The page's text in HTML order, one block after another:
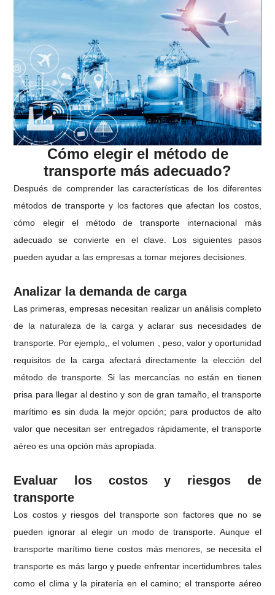
Cómo elegir el método de
transporte más adecuado?
Después de comprender las características de los diferentes
métodos de transporte y los factores que afectan los costos,
cómo elegir el método de transporte internacional más
adecuado se convierte en el clave. Los siguientes pasos
pueden ayudar a las empresas a tomar mejores decisiones.
Analizar la demanda de carga
Las primeras, empresas necesitan realizar un análisis completo
de la naturaleza de la carga y aclarar sus necesidades de
transporte. Por ejemplo,, el volumen , peso, valor y oportunidad
requisitos de la carga afectará directamente la elección del
método de transporte. Si las mercancías no están en tienen
prisa para llegar al destino y son de gran tamaño, el transporte
marítimo es sin duda la mejor opción; para productos de alto
valor que necesitan ser entregados rápidamente, el transporte
aéreo es una opción más apropiada.
Evaluar los costos y riesgos de
transporte
Los costos y riesgos del transporte son factores que no se
pueden ignorar al elegir un modo de transporte. Aunque el
transporte marítimo tiene costos más menores, se necesita el
transporte es más largo y puede enfrentar incertidumbres tales
como el clima y la piratería en el camino; el transporte aéreo